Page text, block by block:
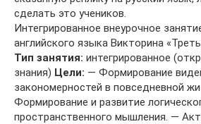
сделать это учеников.
Интегрированное внеурочное
английского языка Викторина
Тип занятия: интегрированное
знания) Цели: — Формирование
закономерностей в повседневной
Формирование и развитие
пространственного мышления. —